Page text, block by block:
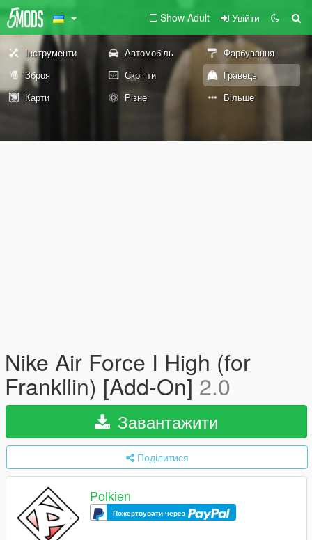
Show Adult Увійти
Інструменти Автомобіль
Фарбування
Зброя
Скріпти
Гравець
Карти
Різне Більше
Nike Air Force I High (for
Frankllin) [Add-On]2.0
Завантажити
Поділитися
Polkien
Пожертвувати через